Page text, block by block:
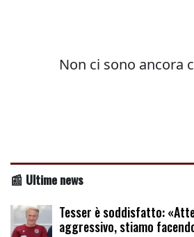
📰 Ultime news
Tesser è soddisfatto:
aggressivo, stiamo